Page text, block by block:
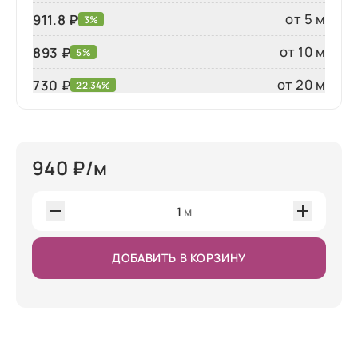
911.8 ₽ 3%
от 5 м
893 ₽ 5%
от 10 м
730 ₽ 22.34% от 20 м
940 ₽/м
1 м
ДОБАВИТЬ В КОРЗИНУ